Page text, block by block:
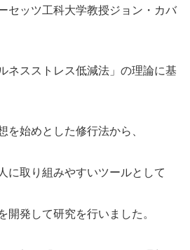
セッツ工科大学教授ジョン・カバ
ネスストレス低減法」の理論に基
を始めとした修行法から、
に取り組みやすいツールとして
開発して研究を行いました。